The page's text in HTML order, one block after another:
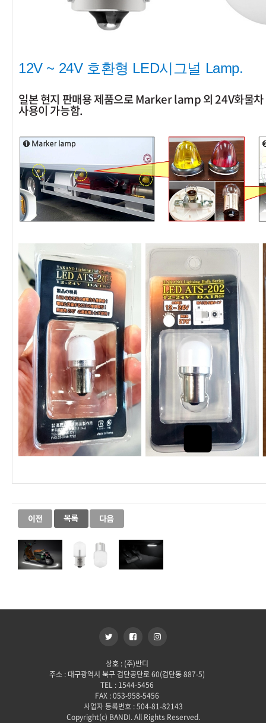
12V ~ 24V 호환형 LED시그널 Lamp.
일본 현지 판매용 제품으로 Marker lamp 외 24V화물
사용이 가능함.
상호 : (주)반디
주소 : 대구광역시 북구 검단공단로 60(검단동 887-5)
TEL : 1544-5456
FAX : 053-958-5456
사업자 등록번호 : 504-81-82143
Copyright(c) BANDI. All Rights Reserved.